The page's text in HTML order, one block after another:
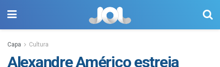
Capa Cultura
Alexandre Américo estreia